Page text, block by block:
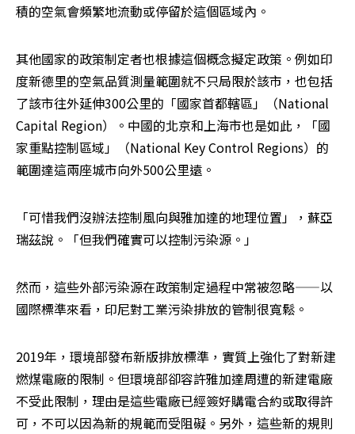
積的空氣會頻繁地流動或停留於這個區域內。
其他國家的政策制定者也根據這個概念擬定政策。例如印
度新德里的空氣品質測量範圍就不只局限於該市，也包括
了該市往外延伸300公里的「國家首都轄區」（National
Capital Region）。中國的北京和上海市也是如此，「國
家重點控制區域」（National Key Control Regions）的
範圍達這兩座城市向外500公里遠。
「可惜我們沒辦法控制風向與雅加達的地理位置」，蘇亞
瑞茲說。「但我們確實可以控制污染源。」
然而，這些外部污染源在政策制定過程中常被忽略——以
國際標準來看，印尼對工業污染排放的管制很寬鬆。
2019年，環境部發布新版排放標準，實質上強化了對新建
燃煤電廠的限制。但環境部卻容許雅加達周遭的新建電廠
不受此限制，理由是這些電廠已經簽好購電合約或取得許
可，不可以因為新的規範而受阻礙。另外，這些新的規則